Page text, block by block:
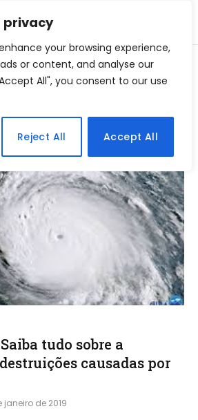
privacy
your browsing experience,
or content, and analyse our
All", you consent to our use
Reject All Accept All
"Furacão Irma"
tudo sobre a
causadas por
janeiro de 2019